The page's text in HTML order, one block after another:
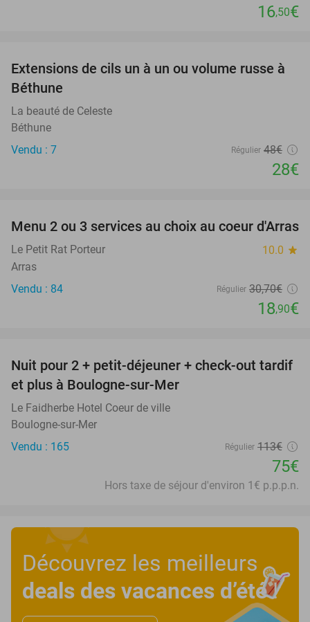
16,50€
42%
Extensions de cils un à un ou volume russe à
Béthune
La beauté de Celeste
Béthune
Vendu : 7
Régulier 48€
28€
38%
Menu 2 ou 3 services au choix au coeur d'Arras
Le Petit Rat Porteur 10.0 star
Arras
Vendu : 84
Régulier 30,70€
18,90€
34%
Nuit pour 2 + petit-déjeuner + check-out tardif
et plus à Boulogne-sur-Mer
Le Faidherbe Hotel Coeur de ville
Boulogne-sur-Mer
Vendu : 165
Régulier 113€
75€
Hors taxe de séjour d'environ 1€ p.p.p.n.
Découvrez les meilleurs
deals des vacances d’été!